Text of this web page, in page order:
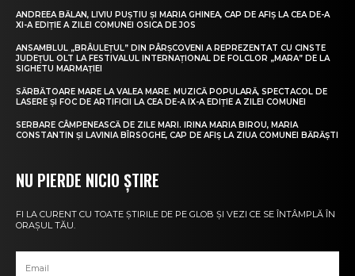
ANDREEA BĂLAN, LIVIU PUȘTIU ȘI MARIA GHINEA, CAP DE AFIȘ LA CEA DE-A
XI-A EDIȚIE A ZILEI COMUNEI OSICA DE JOS
ANSAMBLUL „BRÂULEȚUL” DIN PÂRȘCOVENI A REPREZENTAT CU CINSTE
JUDEȚUL OLT LA FESTIVALUL INTERNAȚIONAL DE FOLCLOR „MARA” DE LA
SIGHETU MARMAȚIEI
SĂRBĂTOARE MARE LA VALEA MARE. MUZICĂ POPULARĂ, SPECTACOL DE
LASERE ȘI FOC DE ARTIFICII LA CEA DE-A IX-A EDIȚIE A ZILEI COMUNEI
SERBARE CÂMPENEASCĂ DE ZILE MARI. IRINA MARIA BIROU, MARIA
CONSTANTIN ȘI LAVINIA BÎRSOGHE, CAP DE AFIȘ LA ZIUA COMUNEI BĂRĂȘTI
NU PIERDE NICIO ȘTIRE
FI LA CURENT CU TOATE ȘTIRILE DE PE GLOB ȘI VEZI CE SE ÎNTÂMPLĂ ÎN
ORAȘUL TĂU.